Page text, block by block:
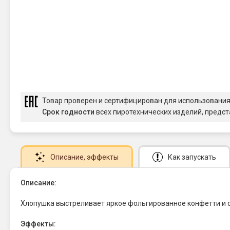
Товар проверен и сертифицирован для
Срок годности всех пиротехнических изделий,
Описание, эффекты Как запускать
Описание:
Хлопушка выстреливает яркое фольгированное конфетти и
Эффекты: